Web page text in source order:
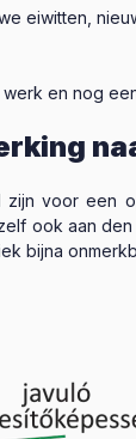
eiwitten,
en nog
voor een
ook aan
bijna